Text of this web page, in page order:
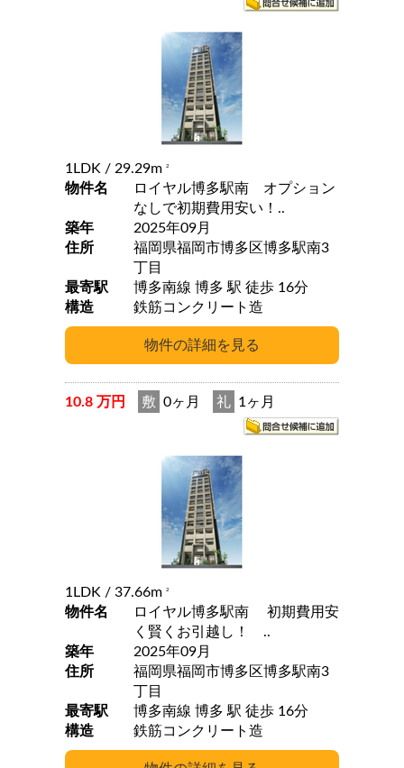
1LDK / 29.29m 2
物件名
ロイヤル博多駅南 オプション
なしで初期費用安い！..
築年
2025年09月
住所
福岡県福岡市博多区博多駅南3
丁目
最寄駅
博多南線 博多 駅 徒歩 16分
構造
鉄筋コンクリート造
10.8 万円 敷 0ヶ月 礼 1ヶ月
1LDK / 37.66m 2
物件名
ロイヤル博多駅南 初期費用安
く賢くお引越し！ ..
築年
2025年09月
住所
福岡県福岡市博多区博多駅南3
丁目
最寄駅
博多南線 博多 駅 徒歩 16分
構造
鉄筋コンクリート造